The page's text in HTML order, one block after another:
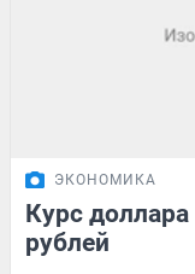
ЭКОНОМИКА
Курс
рублей